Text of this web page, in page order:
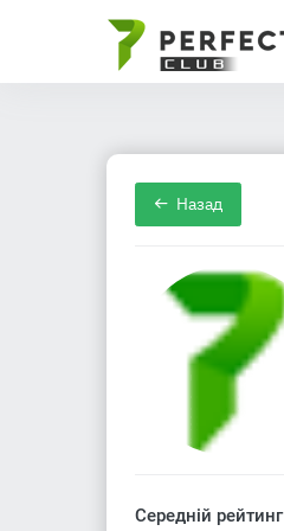
Назад
Середній рейтинг